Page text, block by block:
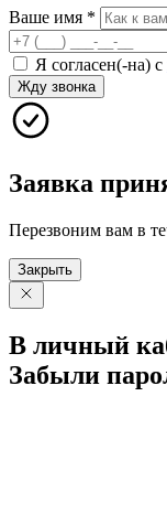
Ваше имя *
Я согласен(-на) с
Жду звонка
Заявка
Перезвоним вам в
Закрыть
В личный
Забыли